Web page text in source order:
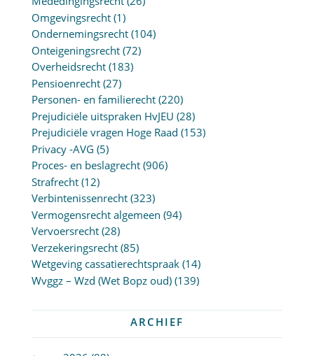
Omgevingsrecht(1)
Ondernemingsrecht(104)
Onteigeningsrecht(72)
Overheidsrecht(183)
Pensioenrecht(27)
Personen- en familierecht(220)
Prejudiciële uitspraken HvJEU (28)
Prejudiciële vragen Hoge Raad (153)
Privacy -AVG (5)
Proces- en beslagrecht(906)
Strafrecht(12)
Verbintenissenrecht(323)
Vermogensrecht algemeen (94)
Vervoersrecht(28)
Verzekeringsrecht(85)
Wetgeving cassatierechtspraak(14)
Wvggz – Wzd (Wet Bopz oud)(139)
ARCHIEF